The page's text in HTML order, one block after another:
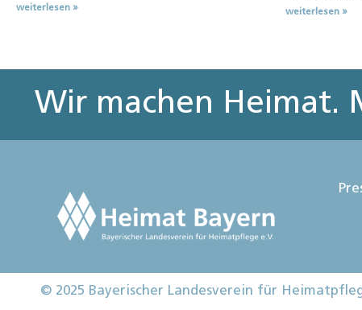
weiterlesen » weiterlesen »
Wir machen Heimat.
© 2025 Bayerischer Landesverein für